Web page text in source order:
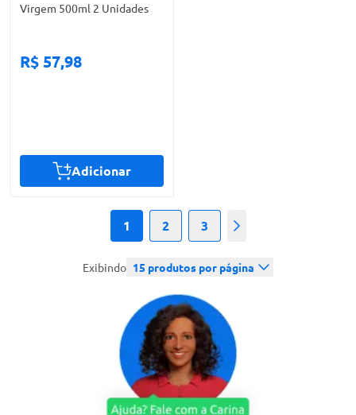
Virgem 500ml 2 Unidades
R$ 57,98
Adicionar
1 2 3 Próximo
Exibindo 15 produtos por página